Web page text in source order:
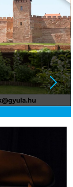
a gyulai